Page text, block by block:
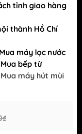
tỉnh giao hàng
thành Hồ Chí
máy lọc nước
bếp từ
máy hút mùi